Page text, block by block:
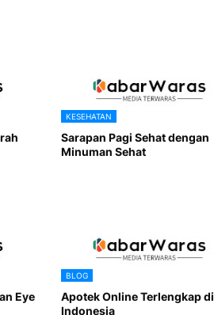
KESEHATAN
Sarapan Pagi Sehat dengan
Minuman Sehat
Eye
BLOG
Apotek Online Terlengkap di
Indonesia